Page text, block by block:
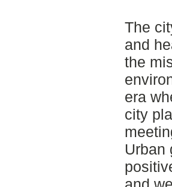
The
and
the
era
city
Urban